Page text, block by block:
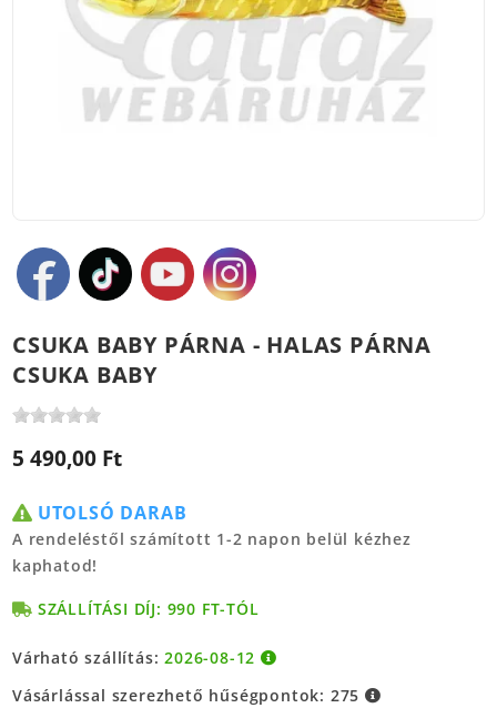
CSUKA BABY PÁRNA - HALAS PÁRNA
CSUKA BABY
5 490,00 Ft
UTOLSÓ DARAB
A rendeléstől számított 1-2 napon belül kézhez
kaphatod!
SZÁLLÍTÁSI DÍJ: 990 FT-TÓL
Várható szállítás:2026-08-12
Vásárlással szerezhető hűségpontok: 275